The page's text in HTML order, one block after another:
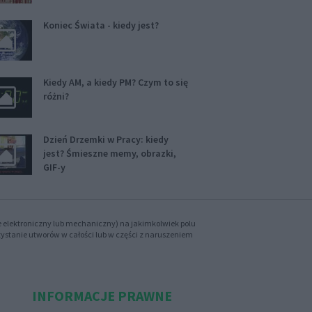
Koniec Świata - kiedy jest?
Kiedy AM, a kiedy PM? Czym to się
różni?
Dzień Drzemki w Pracy: kiedy
jest? Śmieszne memy, obrazki,
GIF-y
elektroniczny lub mechaniczny) na jakimkolwiek polu
utworów w całości lub w części z naruszeniem
INFORMACJE PRAWNE